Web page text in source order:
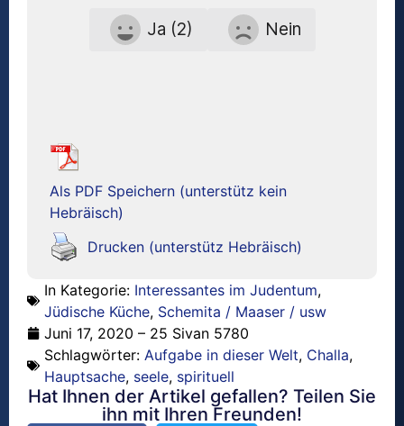
Ja (2) Nein
Als PDF Speichern (unterstütz kein
Hebräisch)
Drucken (unterstütz Hebräisch)
In Kategorie: Interessantes im Judentum,
Jüdische Küche, Schemita / Maaser / usw
Juni 17, 2020 – 25 Sivan 5780
Schlagwörter: Aufgabe in dieser Welt, Challa,
Hauptsache, seele, spirituell
Hat Ihnen der Artikel gefallen? Teilen Sie
ihn mit Ihren Freunden!